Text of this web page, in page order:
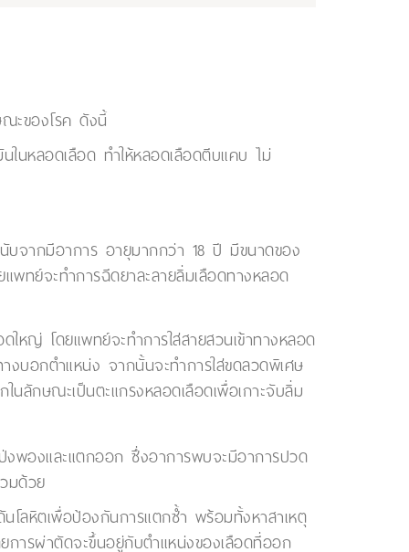
ณะของโรค ดังนี้
ในหลอดเลือด ทำให้หลอดเลือดตีบแคบ ไม่
นับจากมีอาการ อายุมากกว่า 18 ปี มีขนาดของ
ทย์จะทำการฉีดยาละลายลิ่มเลือดทางหลอด
หญ่ โดยแพทย์จะทำการใส่สายสวนเข้าทางหลอด
งบอกตำแหน่ง จากนั้นจะทำการใส่ขดลวดพิเศษ
ลักษณะเป็นตะแกรงหลอดเลือดเพื่อเกาะจับลิ่ม
งพองและแตกออก ซึ่งอาการพบจะมีอาการปวด
มด้วย
ลหิตเพื่อป้องกันการแตกซ้ำ พร้อมทั้งหาสาเหตุ
ารผ่าตัดจะขึ้นอยู่กับตำแหน่งของเลือดที่ออก